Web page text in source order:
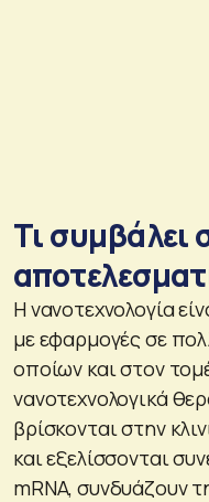
Τι συμβάλει
Η νανοτεχνολογία
με εφαρμογές σε
οποίων και στον
νανοτεχνολογικά
βρίσκονται στην
και εξελίσσονται
mRNA, συνδυάζουν